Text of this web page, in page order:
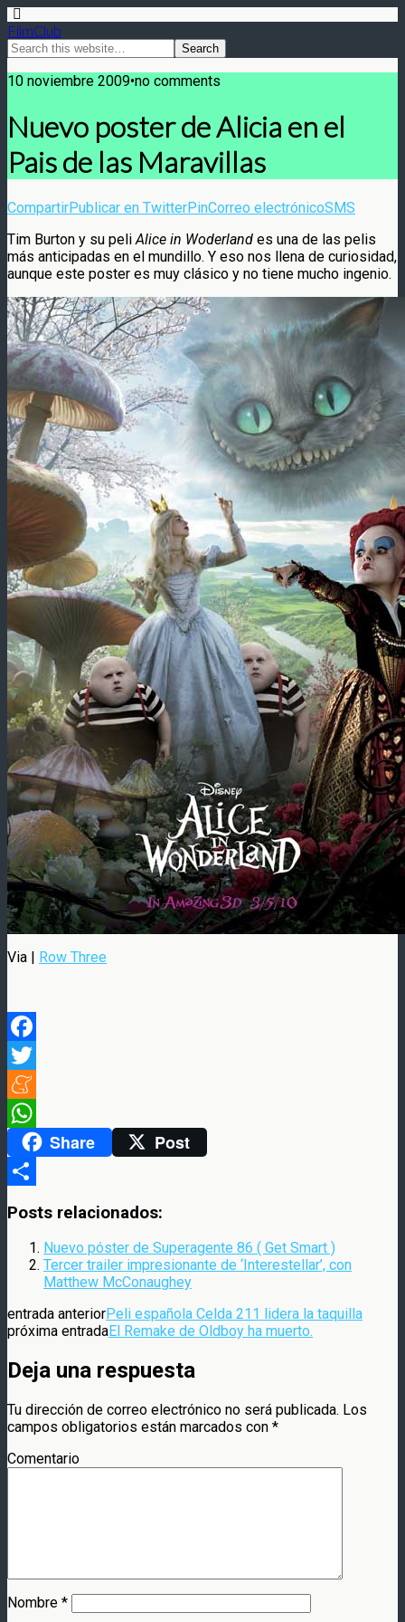
FilmClub
10 noviembre 2009•no comments
Nuevo poster de Alicia en el
Pais de las Maravillas
CompartirPublicar en TwitterPinCorreo electrónicoSMS
Tim Burton y su peliAlice in Woderland es una de las pelis
más anticipadas en el mundillo. Y eso nos llena de curiosidad,
aunque este poster es muy clásico y no tiene mucho ingenio.
Via | Row Three
Facebook
Twitter
Meneame
WhatsAppShare Post
Posts relacionados:
Nuevo póster de Superagente 86 ( Get Smart )
Tercer trailer impresionante de ‘Interestellar’, con
Matthew McConaughey
entrada anteriorPeli española Celda 211 lidera la taquilla
próxima entradaEl Remake de Oldboy ha muerto.
Deja una respuesta
Tu dirección de correo electrónico no será publicada. Los
campos obligatorios están marcados con *
Comentario
Nombre *